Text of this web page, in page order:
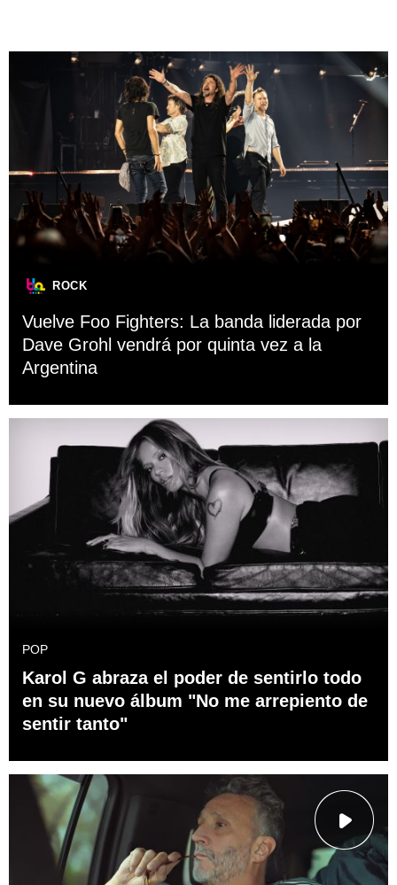
ROCK
Vuelve Foo Fighters: La banda liderada por
Dave Grohl vendrá por quinta vez a la
Argentina
POP
Karol G abraza el poder de sentirlo todo
en su nuevo álbum "No me arrepiento de
sentir tanto"